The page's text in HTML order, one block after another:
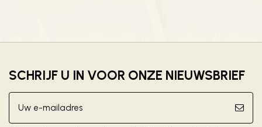
SCHRIJF U IN VOOR ONZE NIEUWSBRIEF